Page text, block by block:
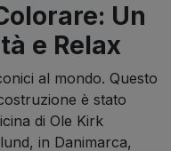
Un
e Relax
al mondo. Questo
è stato
di Ole Kirk
in Danimarca,